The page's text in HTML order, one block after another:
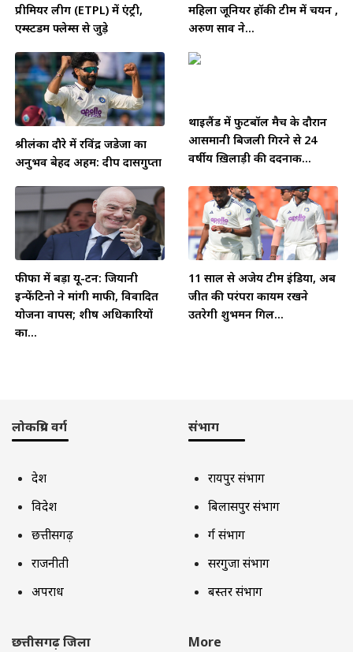
प्रीमियर लीग (ETPL) में एंट्री,
एम्स्टर्डम फ्लेम्स से जुड़े
महिला जूनियर हॉकी टीम में चयन ,
अरुण साव ने...
श्रीलंका दौरे में रविंद्र जडेजा का
अनुभव बेहद अहम: दीप दासगुप्ता
थाईलैंड में फुटबॉल मैच के दौरान
आसमानी बिजली गिरने से 24
वर्षीय ख़िलाड़ी की दर्दनाक...
फीफा में बड़ा यू-टर्न: जियानी
इन्फेंटिनो ने मांगी माफी, विवादित
योजना वापस; शीर्ष अधिकारियों
का...
11 साल से अजेय टीम इंडिया, अब
जीत की परंपरा कायम रखने
उतरेगी शुभमन गिल...
लोकप्रिय वर्ग
देश
विदेश
छत्तीसगढ़
राजनीती
अपराध
संभाग
रायपुर संभाग
बिलासपुर संभाग
दुर्ग संभाग
सरगुजा संभाग
बस्तर संभाग
छत्तीसगढ़ जिला More